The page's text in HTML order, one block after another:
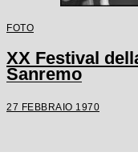
FOTO
XX Festival
Sanremo
27 FEBBRAIO 1970